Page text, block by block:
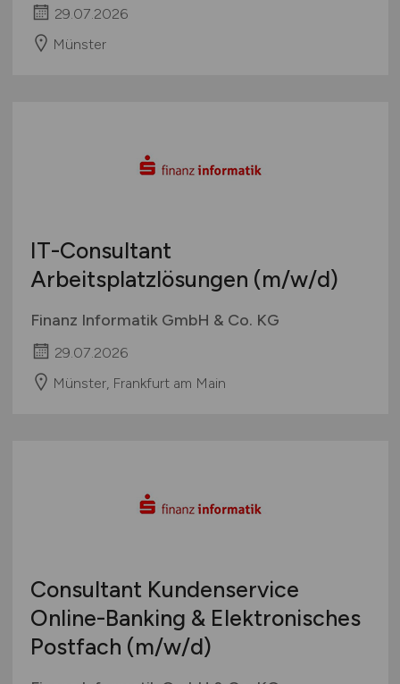
29.07.2026
Münster
IT-Consultant
Arbeitsplatzlösungen (m/w/d)
Finanz Informatik GmbH & Co. KG
29.07.2026
Münster, Frankfurt am Main
Consultant Kundenservice
Online-Banking & Elektronisches
Postfach (m/w/d)